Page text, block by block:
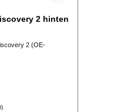
2 hinten
2 (OE-